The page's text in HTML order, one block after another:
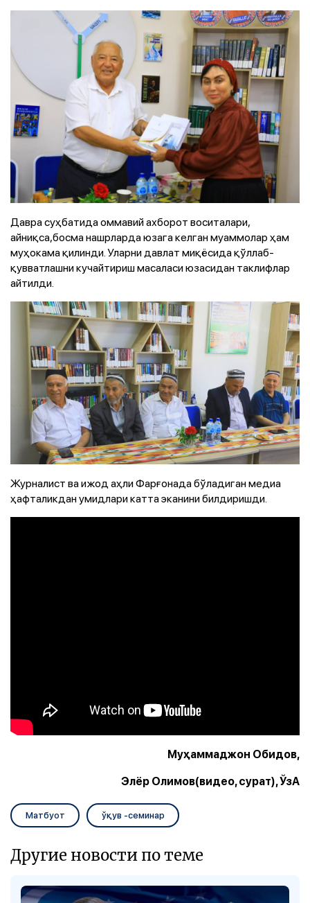
Давра суҳбатида оммавий ахборот воситалари,
айниқса,босма нашрларда юзага келган муаммолар ҳам
муҳокама қилинди. Уларни давлат миқёсида қўллаб-
қувватлашни кучайтириш масаласи юзасидан таклифлар
айтилди.
Журналист ва ижод аҳли Фарғонада бўладиган медиа
ҳафталикдан умидлари катта эканини билдиришди.
Муҳаммаджон Обидов,
Элёр Олимов(видео, сурат), ЎзА
Матбуот ўқув -семинар
Другие новости по теме